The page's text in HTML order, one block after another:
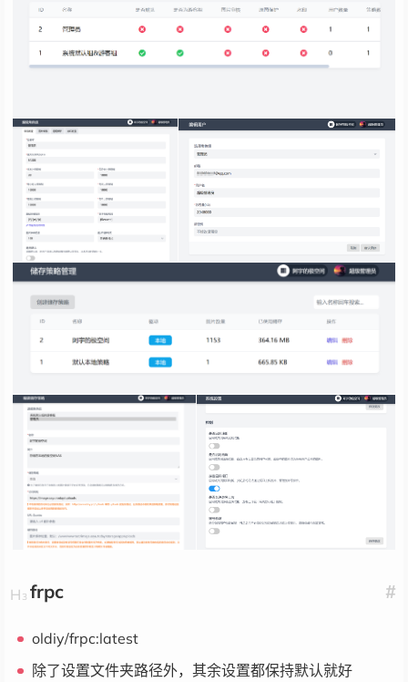
#
frpc
oldiy/frpc:latest
除了设置文件夹路径外，其余设置都保持默认就好